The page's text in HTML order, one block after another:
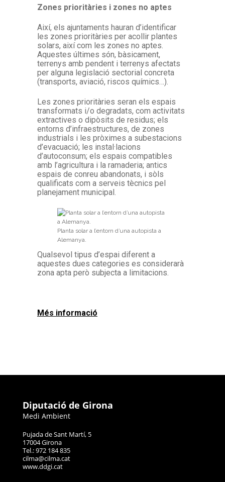
Zones prioritàries i zones no aptes
Així, els ajuntaments hauran d’identificar
les zones prioritàries per acollir plantes
solars, així com les zones no aptes.
Aquestes últimes són, bàsicament,
terrenys amb pendent i terrenys afectats
per alguna legislació sectorial concreta
(transports, aviació, riscos químics…).
Les zones prioritàries seran els espais
transformats i/o degradats, com activitats
extractives o dipòsits de residus; els
entorns d’infraestructures, de zones
industrials i les pròximes a subestacions
d’evacuació; les instal·lacions
d’autoconsum; els espais compatibles
amb l’agricultura i la ramaderia; antics
espais de conreu abandonats, i sòls
qualificats com a serveis tècnics pel
planejament municipal.
Planta solar a l’entorn d’una autopista a
Alemanya.
Qualsevol tipus d’espai diferent a
aquestes dues categories es considerarà
zona apta però subjecta a limitacions.
Més informació
Diputació de Girona
Medi Ambient
Pujada de Sant Martí, 5
17004 Girona
Tel.: 972 184 835
cilma@cilma.cat
www.ddgi.cat